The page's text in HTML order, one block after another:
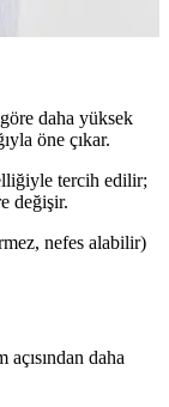
daha yüksek
öne çıkar.
tercih edilir;
değişir.
nefes alabilir)
daha